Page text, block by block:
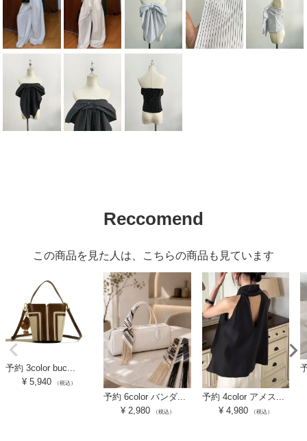
Reccomend
この商品を見た人は、こちらの商品も見ています
予約 3color buc...
¥ 5,940 （税込）
予約 6color バンダ...
¥ 2,980 （税込）
予約 4color アメス...
¥ 4,980 （税込）